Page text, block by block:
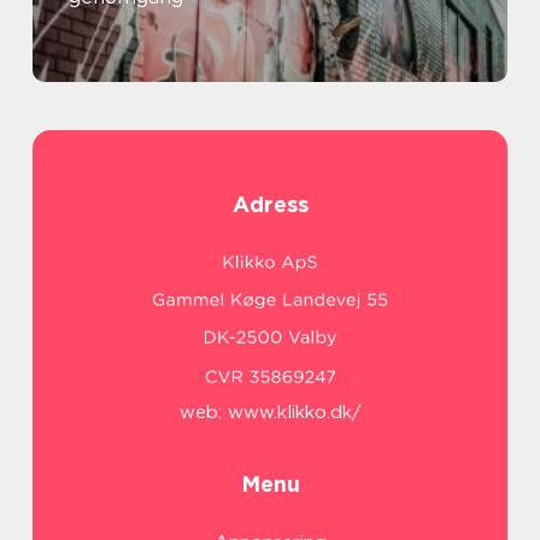
Adress
web: www.klikko.dk/
Menu